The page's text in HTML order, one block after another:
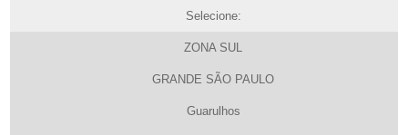
Selecione:
ZONA SUL
GRANDE SÃO PAULO
Guarulhos